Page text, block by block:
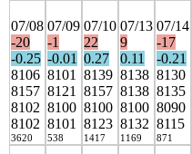
07/08
-20
-0.25
8106
8157
8102
8102
3620
07/09
-1
-0.01
8101
8121
8100
8101
538
07/10
22
0.27
8139
8157
8100
8123
1417
07/13
9
0.11
8138
8138
8100
8132
1169
07/14
-17
-0.21
8130
8135
8090
8115
871